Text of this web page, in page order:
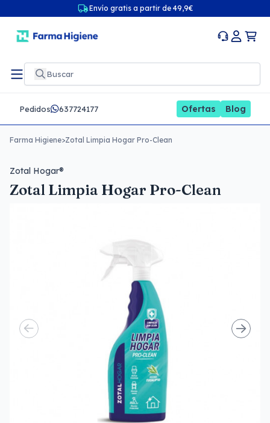
Envío gratis a partir de 49,9€
Pedidos 637724177 Ofertas Blog
Farma Higiene>Zotal Limpia Hogar Pro-Clean
Zotal Hogar®
Zotal Limpia Hogar Pro-Clean